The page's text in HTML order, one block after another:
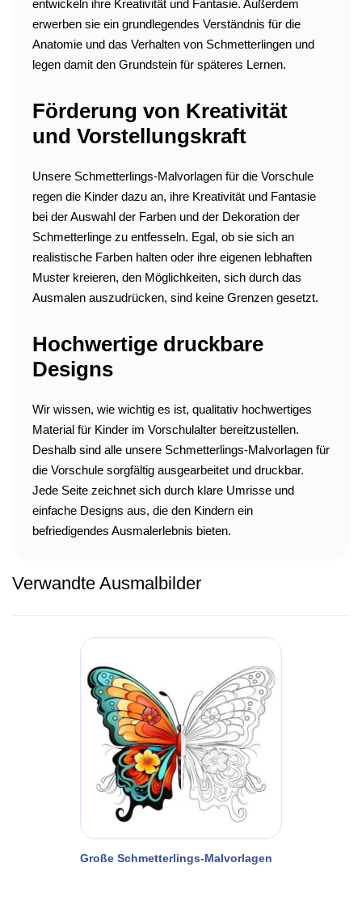
entwickeln ihre Kreativität und Fantasie. Außerdem
erwerben sie ein grundlegendes Verständnis für die
Anatomie und das Verhalten von Schmetterlingen und
legen damit den Grundstein für späteres Lernen.
Förderung von Kreativität
und Vorstellungskraft
Unsere Schmetterlings-Malvorlagen für die Vorschule
regen die Kinder dazu an, ihre Kreativität und Fantasie
bei der Auswahl der Farben und der Dekoration der
Schmetterlinge zu entfesseln. Egal, ob sie sich an
realistische Farben halten oder ihre eigenen lebhaften
Muster kreieren, den Möglichkeiten, sich durch das
Ausmalen auszudrücken, sind keine Grenzen gesetzt.
Hochwertige druckbare
Designs
Wir wissen, wie wichtig es ist, qualitativ hochwertiges
Material für Kinder im Vorschulalter bereitzustellen.
Deshalb sind alle unsere Schmetterlings-Malvorlagen für
die Vorschule sorgfältig ausgearbeitet und druckbar.
Jede Seite zeichnet sich durch klare Umrisse und
einfache Designs aus, die den Kindern ein
befriedigendes Ausmalerlebnis bieten.
Verwandte Ausmalbilder
Große Schmetterlings-Malvorlagen